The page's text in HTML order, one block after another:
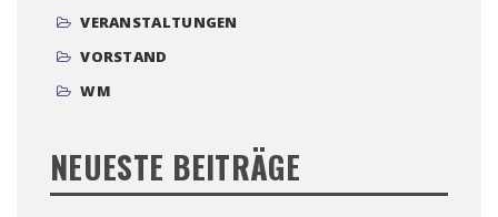
VERANSTALTUNGEN
VORSTAND
WM
NEUESTE BEITRÄGE